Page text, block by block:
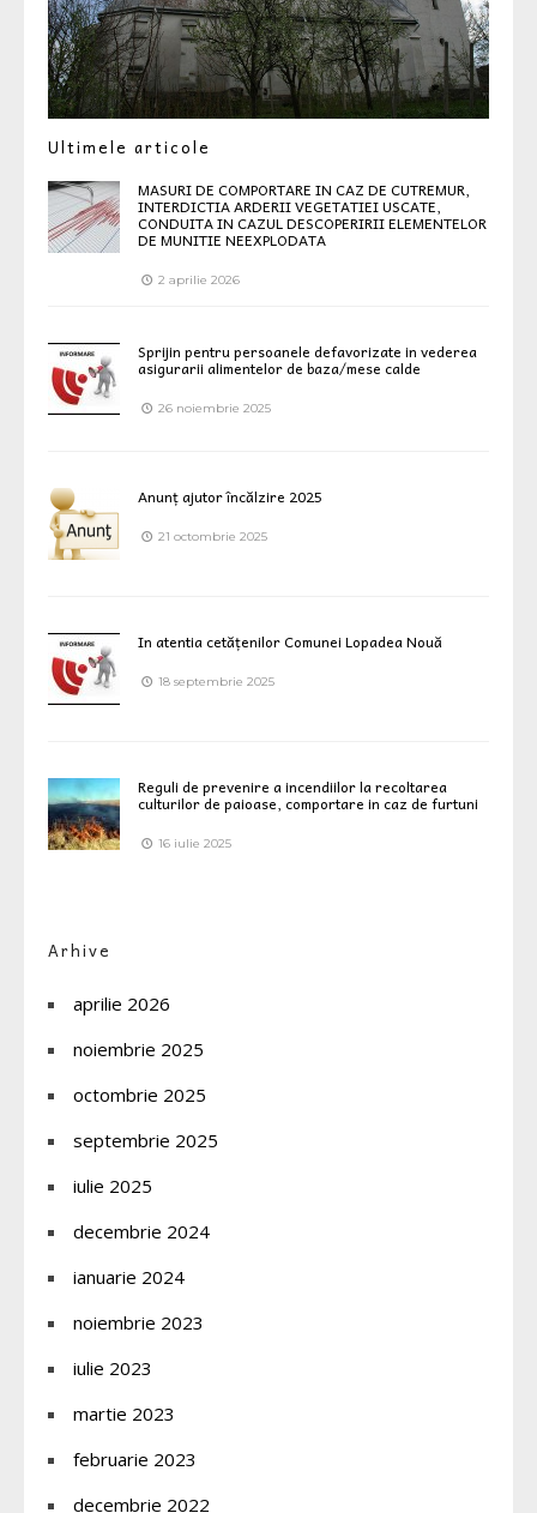
Ultimele articole
MASURI DE COMPORTARE IN CAZ DE CUTREMUR,
INTERDICTIA ARDERII VEGETATIEI USCATE,
CONDUITA IN CAZUL DESCOPERIRII ELEMENTELOR
DE MUNITIE NEEXPLODATA
2 aprilie 2026
Sprijin pentru persoanele defavorizate in vederea
asigurarii alimentelor de baza/mese calde
26 noiembrie 2025
Anunț ajutor încălzire 2025
21 octombrie 2025
In atentia cetățenilor Comunei Lopadea Nouă
18 septembrie 2025
Reguli de prevenire a incendiilor la recoltarea
culturilor de paioase, comportare in caz de furtuni
16 iulie 2025
Arhive
aprilie 2026
noiembrie 2025
octombrie 2025
septembrie 2025
iulie 2025
decembrie 2024
ianuarie 2024
noiembrie 2023
iulie 2023
martie 2023
februarie 2023
decembrie 2022